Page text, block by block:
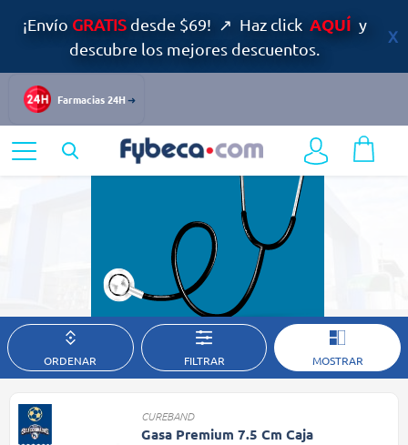
¡Envío GRATISdesde $69! ↗ Haz click AQUÍ y
descubre los mejores descuentos.
Farmacias 24H
Accesorios Médicos
En Fybeca encontrarás medicamentos y todos los accesorios médicos
que necesites
ORDENAR FILTRAR MOSTRAR
CUREBAND
Gasa Premium 7.5 Cm Caja